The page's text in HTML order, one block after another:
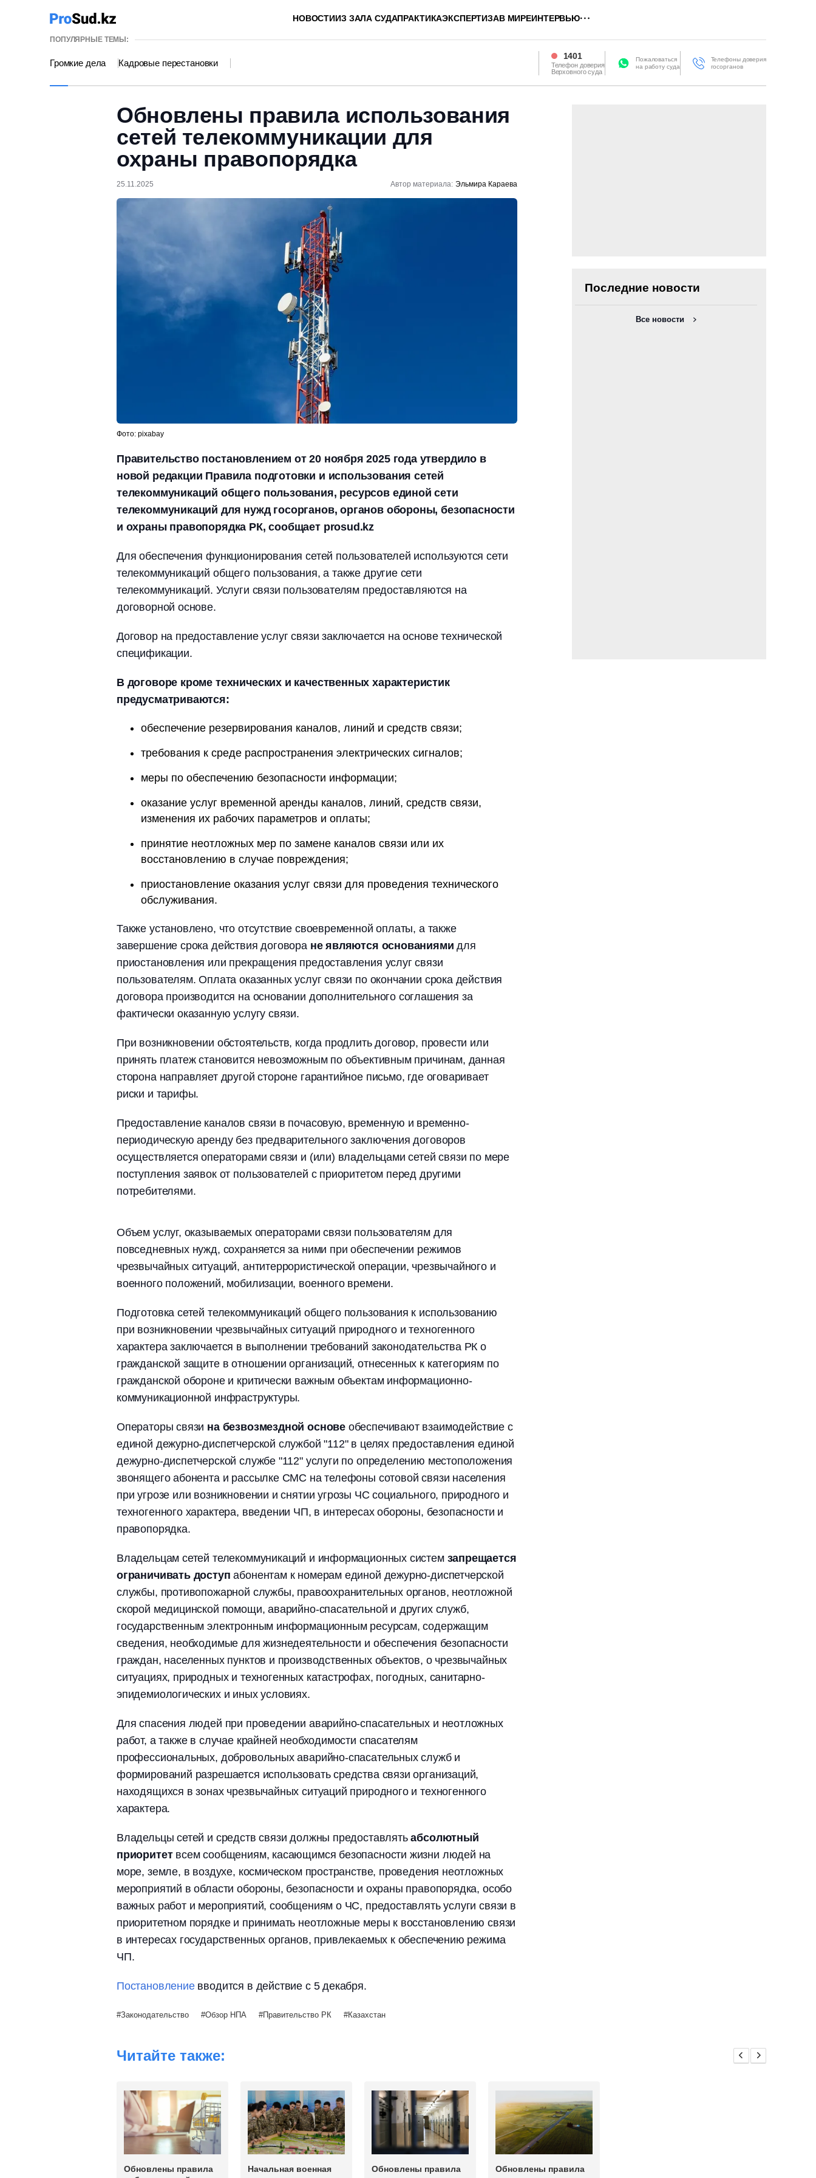
НОВОСТИИЗ ЗАЛА СУДАПРАКТИКАЭКСПЕРТИЗАВ МИРЕИНТЕРВЬЮ
ПОПУЛЯРНЫЕ ТЕМЫ:
Громкие дела Кадровые перестановки
1401
Телефон доверия
Верховного суда
Пожаловаться
на работу суда
Телефоны доверия
госорганов
Обновлены правила использования
сетей телекоммуникации для
охраны правопорядка
25.11.2025 Автор материала: Эльмира Караева
Фото: pixabay
Правительство постановлением от 20 ноября 2025 года утвердило в
новой редакции Правила подготовки и использования сетей
телекоммуникаций общего пользования, ресурсов единой сети
телекоммуникаций для нужд госорганов, органов обороны, безопасности
и охраны правопорядка РК, сообщает prosud.kz
Для обеспечения функционирования сетей пользователей используются сети
телекоммуникаций общего пользования, а также другие сети
телекоммуникаций. Услуги связи пользователям предоставляются на
договорной основе.
Договор на предоставление услуг связи заключается на основе технической
спецификации.
В договоре кроме технических и качественных характеристик
предусматриваются:
обеспечение резервирования каналов, линий и средств связи;
требования к среде распространения электрических сигналов;
меры по обеспечению безопасности информации;
оказание услуг временной аренды каналов, линий, средств связи,
изменения их рабочих параметров и оплаты;
принятие неотложных мер по замене каналов связи или их
восстановлению в случае повреждения;
приостановление оказания услуг связи для проведения технического
обслуживания.
Также установлено, что отсутствие своевременной оплаты, а также
завершение срока действия договора не являются основаниями для
приостановления или прекращения предоставления услуг связи
пользователям. Оплата оказанных услуг связи по окончании срока действия
договора производится на основании дополнительного соглашения за
фактически оказанную услугу связи.
При возникновении обстоятельств, когда продлить договор, провести или
принять платеж становится невозможным по объективным причинам, данная
сторона направляет другой стороне гарантийное письмо, где оговаривает
риски и тарифы.
Предоставление каналов связи в почасовую, временную и временно-
периодическую аренду без предварительного заключения договоров
осуществляется операторами связи и (или) владельцами сетей связи по мере
поступления заявок от пользователей с приоритетом перед другими
потребителями.
Объем услуг, оказываемых операторами связи пользователям для
повседневных нужд, сохраняется за ними при обеспечении режимов
чрезвычайных ситуаций, антитеррористической операции, чрезвычайного и
военного положений, мобилизации, военного времени.
Подготовка сетей телекоммуникаций общего пользования к использованию
при возникновении чрезвычайных ситуаций природного и техногенного
характера заключается в выполнении требований законодательства РК о
гражданской защите в отношении организаций, отнесенных к категориям по
гражданской обороне и критически важным объектам информационно-
коммуникационной инфраструктуры.
Операторы связи на безвозмездной основе обеспечивают взаимодействие с
единой дежурно-диспетчерской службой "112" в целях предоставления единой
дежурно-диспетчерской службе "112" услуги по определению местоположения
звонящего абонента и рассылке СМС на телефоны сотовой связи населения
при угрозе или возникновении и снятии угрозы ЧС социального, природного и
техногенного характера, введении ЧП, в интересах обороны, безопасности и
правопорядка.
Владельцам сетей телекоммуникаций и информационных систем запрещается
ограничивать доступ абонентам к номерам единой дежурно-диспетчерской
службы, противопожарной службы, правоохранительных органов, неотложной
скорой медицинской помощи, аварийно-спасательной и других служб,
государственным электронным информационным ресурсам, содержащим
сведения, необходимые для жизнедеятельности и обеспечения безопасности
граждан, населенных пунктов и производственных объектов, о чрезвычайных
ситуациях, природных и техногенных катастрофах, погодных, санитарно-
эпидемиологических и иных условиях.
Для спасения людей при проведении аварийно-спасательных и неотложных
работ, а также в случае крайней необходимости спасателям
профессиональных, добровольных аварийно-спасательных служб и
формирований разрешается использовать средства связи организаций,
находящихся в зонах чрезвычайных ситуаций природного и техногенного
характера.
Владельцы сетей и средств связи должны предоставлятьабсолютный
приоритет всем сообщениям, касающимся безопасности жизни людей на
море, земле, в воздухе, космическом пространстве, проведения неотложных
мероприятий в области обороны, безопасности и охраны правопорядка, особо
важных работ и мероприятий, сообщениям о ЧС, предоставлять услуги связи в
приоритетном порядке и принимать неотложные меры к восстановлению связи
в интересах государственных органов, привлекаемых к обеспечению режима
ЧП.
Постановлениевводится в действие с 5 декабря.
Законодательство Обзор НПА Правительство РК Казахстан
Последние новости
Все новости
Читайте также:
Обновлены правила
Начальная военная
Обновлены правила
Обновлены правила